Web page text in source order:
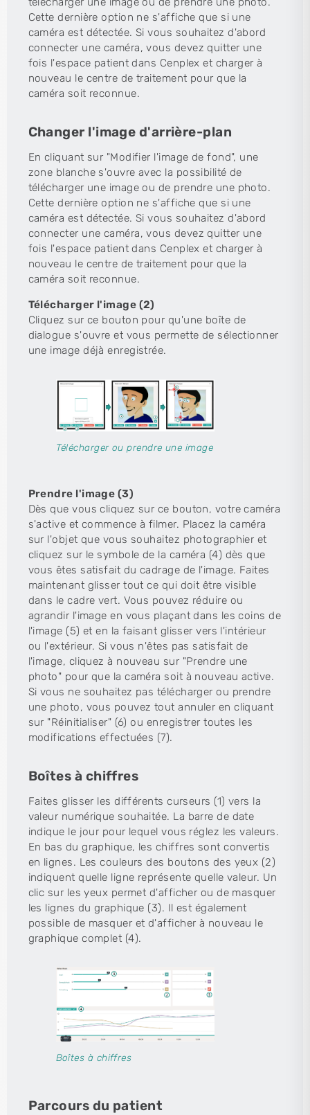
Cette dernière option ne s'affiche que si une
caméra est détectée. Si vous souhaitez d'abord
connecter une caméra, vous devez quitter une
fois l'espace patient dans Cenplex et charger à
nouveau le centre de traitement pour que la
caméra soit reconnue.
Changer l'image d'arrière-plan
En cliquant sur "Modifier l'image de fond", une
zone blanche s'ouvre avec la possibilité de
télécharger une image ou de prendre une photo.
Cette dernière option ne s'affiche que si une
caméra est détectée. Si vous souhaitez d'abord
connecter une caméra, vous devez quitter une
fois l'espace patient dans Cenplex et charger à
nouveau le centre de traitement pour que la
caméra soit reconnue.
Télécharger l'image (2)
Cliquez sur ce bouton pour qu'une boîte de
dialogue s'ouvre et vous permette de sélectionner
une image déjà enregistrée.
Télécharger ou prendre une image
Prendre l'image (3)
Dès que vous cliquez sur ce bouton, votre caméra
s'active et commence à filmer. Placez la caméra
sur l'objet que vous souhaitez photographier et
cliquez sur le symbole de la caméra (4) dès que
vous êtes satisfait du cadrage de l'image. Faites
maintenant glisser tout ce qui doit être visible
dans le cadre vert. Vous pouvez réduire ou
agrandir l'image en vous plaçant dans les coins de
l'image (5) et en la faisant glisser vers l'intérieur
ou l'extérieur. Si vous n'êtes pas satisfait de
l'image, cliquez à nouveau sur "Prendre une
photo" pour que la caméra soit à nouveau active.
Si vous ne souhaitez pas télécharger ou prendre
une photo, vous pouvez tout annuler en cliquant
sur "Réinitialiser" (6) ou enregistrer toutes les
modifications effectuées (7).
Boîtes à chiffres
Faites glisser les différents curseurs (1) vers la
valeur numérique souhaitée. La barre de date
indique le jour pour lequel vous réglez les valeurs.
En bas du graphique, les chiffres sont convertis
en lignes. Les couleurs des boutons des yeux (2)
indiquent quelle ligne représente quelle valeur. Un
clic sur les yeux permet d'afficher ou de masquer
les lignes du graphique (3). Il est également
possible de masquer et d'afficher à nouveau le
graphique complet (4).
Boîtes à chiffres
Parcours du patient